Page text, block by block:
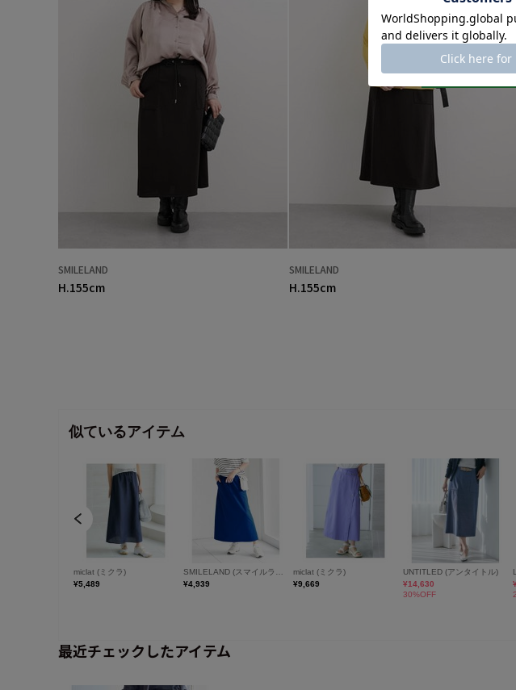
SMILELAND
H.155cm
SMILELAND
H.155cm
最近チェックしたアイテム